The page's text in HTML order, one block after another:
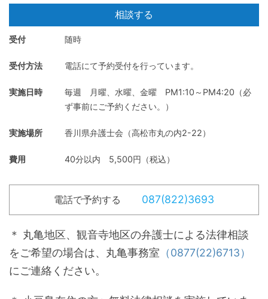
相談する
受付 随時
受付方法 電話にて予約受付を行っています。
実施日時
毎週 月曜、水曜、金曜 PM1:10～PM4:20（必
ず事前にご予約ください。）
実施場所 香川県弁護士会（高松市丸の内2-22）
費用 40分以内 5,500円（税込）
電話で予約する 087(822)3693
＊ 丸亀地区、観音寺地区の弁護士による法律相談
をご希望の場合は、丸亀事務室 （0877(22)6713）
にご連絡ください。